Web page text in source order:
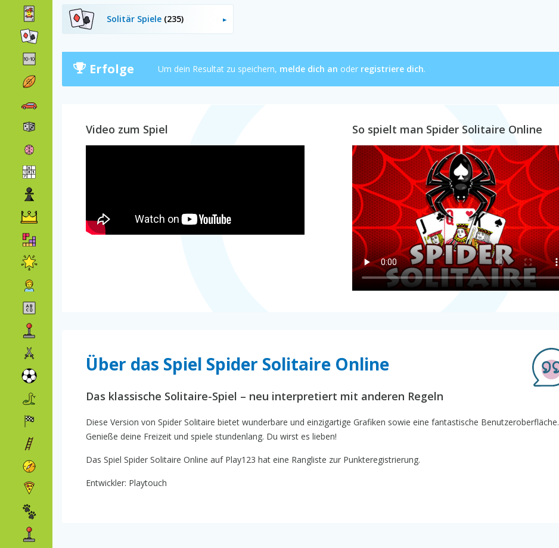
Solitär Spiele (235)
Erfolge Um dein Resultat zu speichern, melde dich an oder registriere dich.
Video zum Spiel So spielt man Spider Solitaire Online
Über das Spiel Spider Solitaire Online
Das klassische Solitaire-Spiel – neu interpretiert mit anderen Regeln
Diese Version von Spider Solitaire bietet wunderbare und einzigartige Grafiken sowie eine fantastische Benutzeroberfläche.
Genieße deine Freizeit und spiele stundenlang. Du wirst es lieben!
Das Spiel Spider Solitaire Online auf Play123 hat eine Rangliste zur Punkteregistrierung.
Entwickler: Playtouch